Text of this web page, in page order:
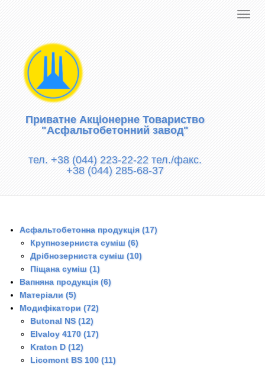
Приватне Акціонерне Товариство
"Асфальтобетонний завод"
тел. +38 (044) 223-22-22 тел./факс.
+38 (044) 285-68-37
Асфальтобетонна продукція (17)
Крупнозерниста суміш (6)
Дрібнозерниста суміш (10)
Піщана суміш (1)
Вапняна продукція (6)
Матеріали (5)
Модифікатори (72)
Butonal NS (12)
Elvaloy 4170 (17)
Kraton D (12)
Licomont BS 100 (11)